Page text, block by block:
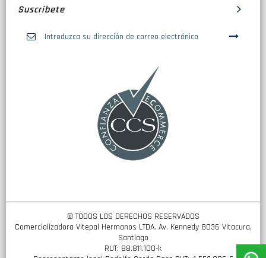
Suscribete
© TODOS LOS DERECHOS RESERVADOS
Comercializadora Vitepal Hermanos LTDA. Av. Kennedy 8036 Vitacura,
Santiago
RUT: 88.811.100-k